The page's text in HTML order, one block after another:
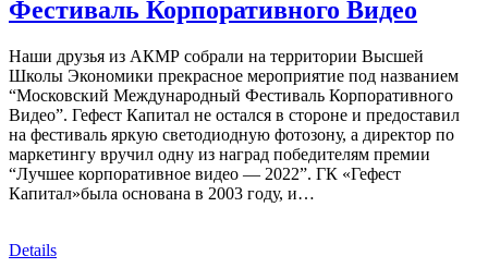
Фестиваль Корпоративного Видео
Наши друзья из АКМР собрали на территории Высшей
Школы Экономики прекрасное мероприятие под названием
“Московский Международный Фестиваль Корпоративного
Видео”. Гефест Капитал не остался в стороне и предоставил
на фестиваль яркую светодиодную фотозону, а директор по
маркетингу вручил одну из наград победителям премии
“Лучшее корпоративное видео — 2022”. ГК «Гефест
Капитал»была основана в 2003 году, и…
Details